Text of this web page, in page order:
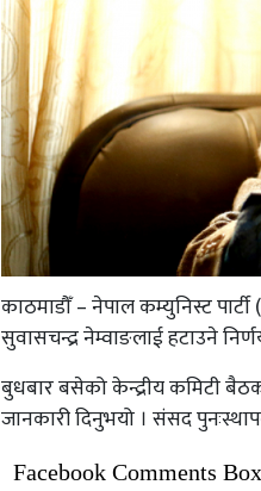
काठमाडौँ – नेपाल कम्युनिस्ट
सुवासचन्द्र नेम्वाङलाई हटाउने
बुधबार बसेको केन्द्रीय कमिटी
जानकारी दिनुभयो । संसद
Facebook Comments Box